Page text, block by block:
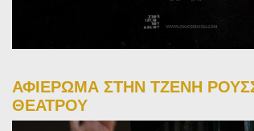
ΑΦΙΕΡΩΜΑ ΣΤΗΝ ΤΖΕΝΗ
ΘΕΑΤΡΟΥ